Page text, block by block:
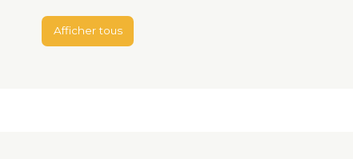
Afficher tous